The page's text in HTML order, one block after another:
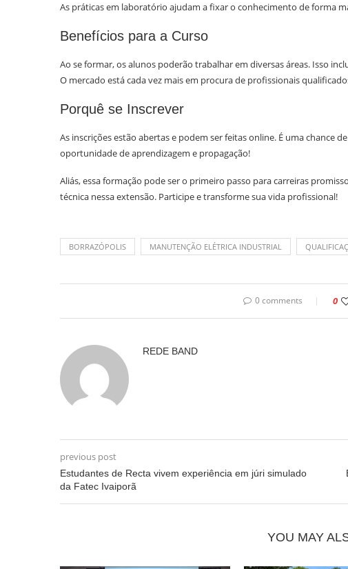
As práticas em laboratório ajudam a fixar o conhecimento de forma
Benefícios para a Curso
Ao se formar, os alunos poderão trabalhar em diversas áreas. Isso
O mercado está cada vez mais em procura de profissionais
Porquê se Inscrever
As inscrições estão abertas e podem ser feitas online. É uma chance
oportunidade de aprendizagem e propagação!
Aliás, essa formação pode ser o primeiro passo para carreiras
técnica nessa extensão. Participe e transforme sua vida profissional!
BORRAZÓPOLIS MANUTENÇÃO ELÉTRICA INDUSTRIAL
0 comments 0
REDE BAND
previous post
Estudantes de Recta vivem experiência em júri simulado
da Fatec Ivaiporã
YOU MAY